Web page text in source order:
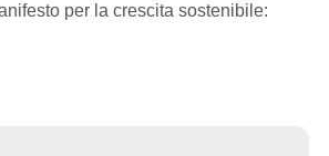
per la crescita sostenibile: